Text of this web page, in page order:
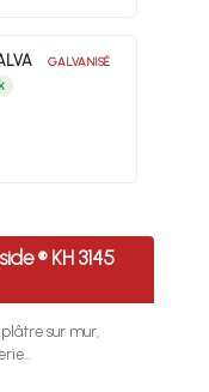
GALVANISÉ
® KH 3145
sur mur,